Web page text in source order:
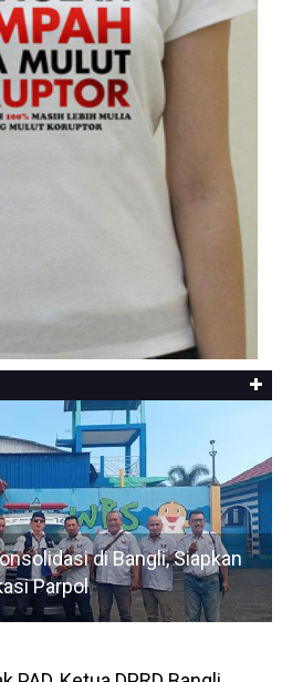
di Bangli, Siapkan
Parpol